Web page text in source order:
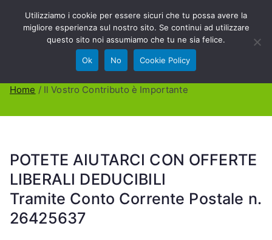
Villa Bellini
O.D.V.
Il Vostro Contributo è Importante
Home Il Vostro Contributo è Importante
POTETE AIUTARCI CON OFFERTE
LIBERALI DEDUCIBILI
Tramite Conto Corrente Postale n.
26425637
Utilizziamo i cookie per essere sicuri che tu possa avere la
migliore esperienza sul nostro sito. Se continui ad utilizzare
questo sito noi assumiamo che tu ne sia felice.
Ok No Cookie Policy